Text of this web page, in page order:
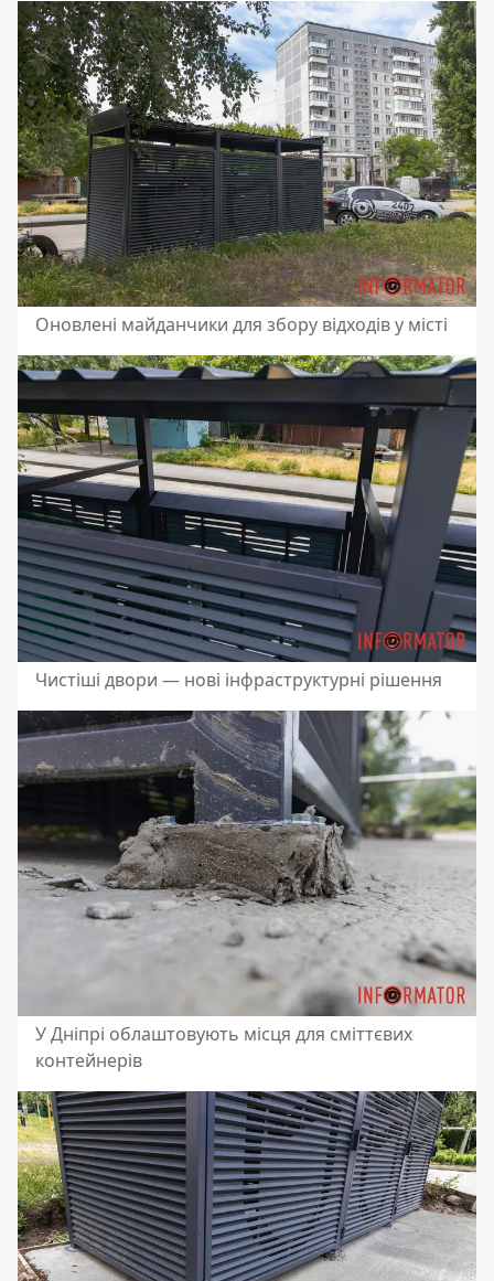
Оновлені майданчики для збору відходів у місті
Чистіші двори — нові інфраструктурні рішення
У Дніпрі облаштовують місця для сміттєвих
контейнерів